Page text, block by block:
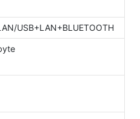
USB+LAN+BLUETOOTH